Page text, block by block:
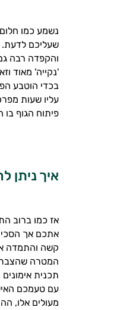
נשמע כמו
שעליכם לדעת.
והקפדה רבה
'נקייה' מאוד
בכדי הוטבע
עליו שעות
פיתוח הגוף
איך ניתן
אז כמו ברוב
אתכם אך
קשה והתמדה
המטרה שהצבתי
תכנית
עם טעמכם
מעולים אלו,